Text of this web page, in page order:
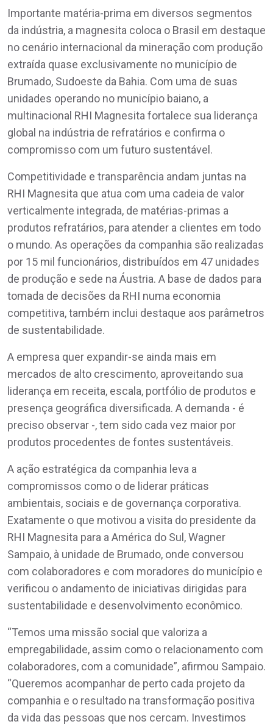
Importante matéria-prima em diversos segmentos
da indústria, a magnesita coloca o Brasil em destaque
no cenário internacional da mineração com produção
extraída quase exclusivamente no município de
Brumado, Sudoeste da Bahia. Com uma de suas
unidades operando no município baiano, a
multinacional RHI Magnesita fortalece sua liderança
global na indústria de refratários e confirma o
compromisso com um futuro sustentável.
Competitividade e transparência andam juntas na
RHI Magnesita que atua com uma cadeia de valor
verticalmente integrada, de matérias-primas a
produtos refratários, para atender a clientes em todo
o mundo. As operações da companhia são realizadas
por 15 mil funcionários, distribuídos em 47 unidades
de produção e sede na Áustria. A base de dados para
tomada de decisões da RHI numa economia
competitiva, também inclui destaque aos parâmetros
de sustentabilidade.
A empresa quer expandir-se ainda mais em
mercados de alto crescimento, aproveitando sua
liderança em receita, escala, portfólio de produtos e
presença geográfica diversificada. A demanda - é
preciso observar -, tem sido cada vez maior por
produtos procedentes de fontes sustentáveis.
A ação estratégica da companhia leva a
compromissos como o de liderar práticas
ambientais, sociais e de governança corporativa.
Exatamente o que motivou a visita do presidente da
RHI Magnesita para a América do Sul, Wagner
Sampaio, à unidade de Brumado, onde conversou
com colaboradores e com moradores do município e
verificou o andamento de iniciativas dirigidas para
sustentabilidade e desenvolvimento econômico.
“Temos uma missão social que valoriza a
empregabilidade, assim como o relacionamento com
colaboradores, com a comunidade”, afirmou Sampaio.
“Queremos acompanhar de perto cada projeto da
companhia e o resultado na transformação positiva
da vida das pessoas que nos cercam. Investimos